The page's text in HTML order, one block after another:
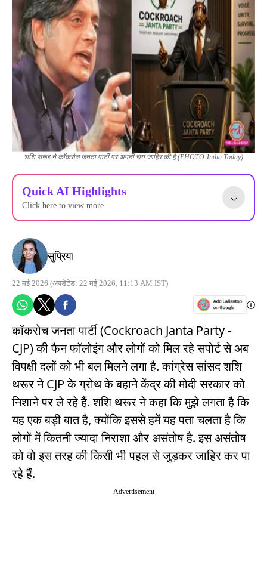
शशि थरूर ने कॉकरोच जनता पार्टी पर अपनी राय जाहिर की है (PHOTO-India Today)
Quick AI Highlights
Click here to view more
सुप्रिया
22 मई 2026 (अपडेटेड: 22 मई 2026, 11:13 AM IST)
कॉकरोच जनता पार्टी (Cockroach Janta Party -
CJP) की फैन फॉलोइंग और लोगों को मिल रहे सपोर्ट से अब
विपक्षी दलों को भी बल मिलने लगा है. कांग्रेस सांसद शशि
थरूर ने CJP के ग्रोथ के बहाने केंद्र की मोदी सरकार को
निशाने पर ले रहे हैं. शशि थरूर ने कहा कि मुझे लगता है कि
यह एक बड़ी बात है, क्योंकि इससे हमें यह पता चलता है कि
लोगों में कितनी ज्यादा निराशा और असंतोष है. इस असंतोष
को वो इस तरह की किसी भी पहल से जुड़कर जाहिर कर पा
रहे हैं.
Advertisement